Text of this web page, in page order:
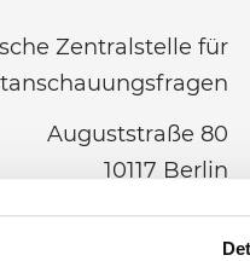
Zentralstelle für
Auguststraße 80
10117 Berlin
info@ezw-berlin.de